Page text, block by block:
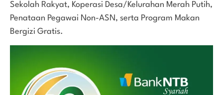
Sekolah Rakyat, Koperasi Desa/Kelurahan Merah Putih,
Penataan Pegawai Non-ASN, serta Program Makan
Bergizi Gratis.